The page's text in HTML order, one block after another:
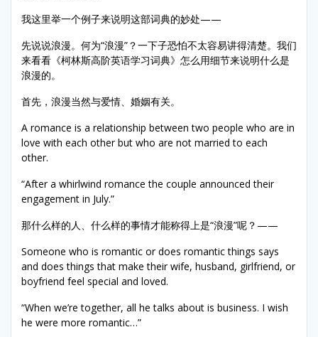
我这里举一个例子来说明这部词典的妙处——
先说说浪漫。何为“浪漫”？一下子恐怕不太容易讲得清楚。我们
来看看《柯林斯高阶英语学习词典》怎么用细节来说明什么是
浪漫的。
首先，浪漫当然与爱情、婚姻有关。
A romance is a relationship between two people who are in
love with each other but who are not married to each
other.
“After a whirlwind romance the couple announced their
engagement in July.”
那什么样的人、什么样的事情才能称得上是“浪漫”呢？——
Someone who is romantic or does romantic things says
and does things that make their wife, husband, girlfriend, or
boyfriend feel special and loved.
“When we’re together, all he talks about is business. I wish
he were more romantic…”